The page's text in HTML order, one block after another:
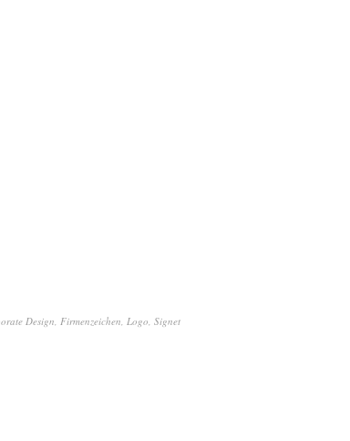
Design, Firmenzeichen, Logo, Signet